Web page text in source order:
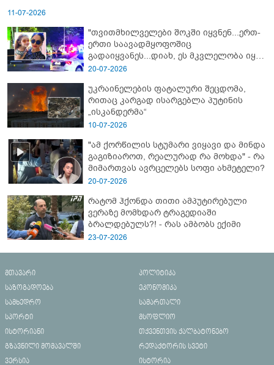
11-07-2026
"თვითმხილველები შოკში იყვნენ...ერთ-
ერთი საავადმყოფოშიც
გადაიყვანეს...დიახ, ეს მკვლელობა იყო"
- გორში დატრიალებული ტრაგედიის
20-07-2026
უკრაინელების ფატალური შეცდომა,
რითაც კარგად ისარგებლა პუტინის
„ისკანდერმა“
10-07-2026
"ამ ქორწილის სტუმარი ვიყავი და მინდა
გაგიზიაროთ, რეალურად რა მოხდა" - რა
მიმართვას ავრცელებს სოფი ახმეტელი?
20-07-2026
რატომ ჰქონდა თითი ამპუტირებული
ვერაზე მომხდარ ტრაგედიაში
ბრალდებულს?! - რას ამბობს ექიმი
23-07-2026
მთავარი
პოლიტიკა
საზოგადოება
ეკონომიკა
სამხედრო
სამართალი
სპორტი
მსოფლიო
ისტორიანი
თქვენთვის ქალბატონებო
გზავნილი მომავალში
რედაქტორის სვეტი
ვერსია
ისტორია